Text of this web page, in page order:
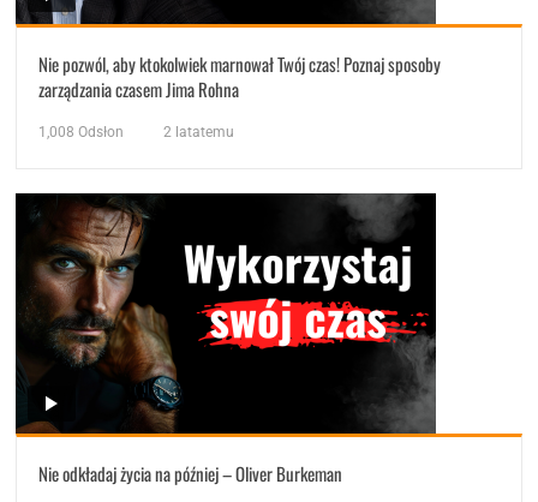
Nie pozwól, aby ktokolwiek marnował Twój czas! Poznaj sposoby
zarządzania czasem Jima Rohna
1,008 Odsłon 2 latatemu
Nie odkładaj życia na później – Oliver Burkeman